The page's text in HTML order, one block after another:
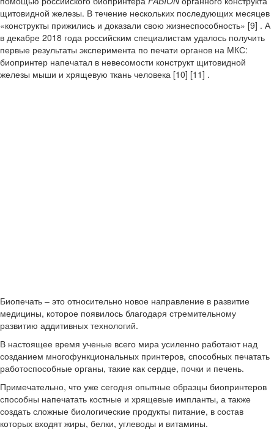
щитовидной железы. В течение нескольких последующих месяцев
«конструкты прижились и доказали свою жизнеспособность» [9] . А
в декабре 2018 года российским специалистам удалось получить
первые результаты эксперимента по печати органов на МКС:
биопринтер напечатал в невесомости конструкт щитовидной
железы мыши и хрящевую ткань человека [10] [11] .
Биопечать – это относительно новое направление в развитие
медицины, которое появилось благодаря стремительному
развитию аддитивных технологий.
В настоящее время ученые всего мира усиленно работают над
созданием многофункциональных принтеров, способных печатать
работоспособные органы, такие как сердце, почки и печень.
Примечательно, что уже сегодня опытные образцы биопринтеров
способны напечатать костные и хрящевые импланты, а также
создать сложные биологические продукты питание, в состав
которых входят жиры, белки, углеводы и витамины.